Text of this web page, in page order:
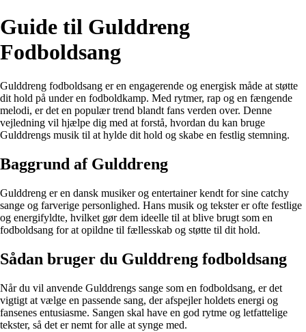
Guide til Gulddreng
Fodboldsang
Gulddreng fodboldsang er en engagerende og energisk måde at støtte
dit hold på under en fodboldkamp. Med rytmer, rap og en fængende
melodi, er det en populær trend blandt fans verden over. Denne
vejledning vil hjælpe dig med at forstå, hvordan du kan bruge
Gulddrengs musik til at hylde dit hold og skabe en festlig stemning.
Baggrund af Gulddreng
Gulddreng er en dansk musiker og entertainer kendt for sine catchy
sange og farverige personlighed. Hans musik og tekster er ofte festlige
og energifyldte, hvilket gør dem ideelle til at blive brugt som en
fodboldsang for at opildne til fællesskab og støtte til dit hold.
Sådan bruger du Gulddreng fodboldsang
Når du vil anvende Gulddrengs sange som en fodboldsang, er det
vigtigt at vælge en passende sang, der afspejler holdets energi og
fansenes entusiasme. Sangen skal have en god rytme og letfattelige
tekster, så det er nemt for alle at synge med.